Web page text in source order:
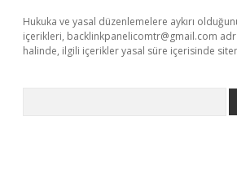
Hukuka ve yasal düzenlemelere aykırı
içerikleri, backlinkpanelicomtr@gmail.com
halinde, ilgili içerikler yasal süre içerisinde